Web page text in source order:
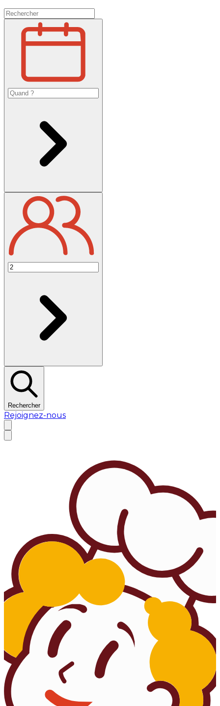
Rechercher
Rejoignez-nous